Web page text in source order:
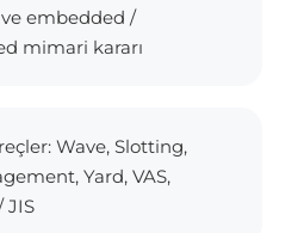
embedded /
mimari kararı
Wave, Slotting,
Yard, VAS,
JIS